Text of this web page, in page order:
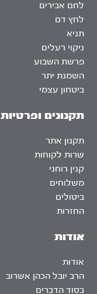
אודות
אודות
הרב יובל הכהן אשרוב
בסוד הדברים
לחם אבירים
לחץ דם
תניא
ניקוי רעלים
פרשת השבוע
השמנת יתר
ביטחון עצמי
תקנונים ופרטיות
תקנון אתר
שרות לקוחות
קנין רוחני
משלוחים
ביטולים
החזרות